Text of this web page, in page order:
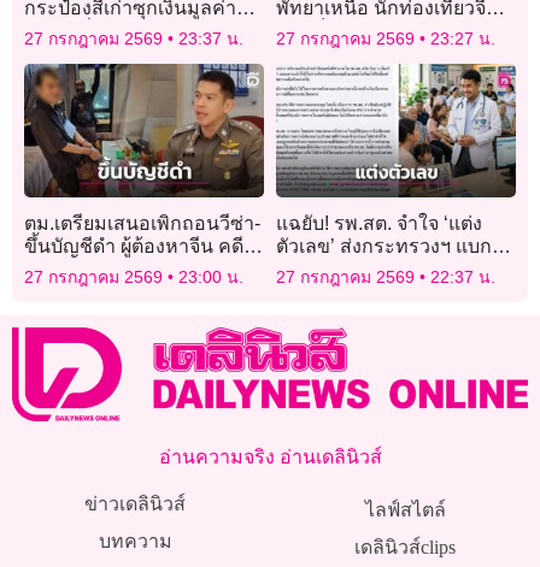
กระป๋องสีเก่าซุกเงินมูลค่า
เฉียดครึ่งแสน
27 กรกฎาคม 2569 23:37 น.
พัทยาเหนือ นักท่องเที่ยวจีน-
ดูไบเจ็บระนาว
27 กรกฎาคม 2569 23:27 น.
ตม.เตรียมเสนอเพิกถอนวีซ่า-
ขึ้นบัญชีดำ ผู้ต้องหาจีน คดี
โรงแรมทุนสีเทา
27 กรกฎาคม 2569 23:00 น.
แฉยับ! รพ.สต. จำใจ ‘แต่ง
ตัวเลข’ ส่งกระทรวงฯ แบก
KPI ไม่ไหว โดนขู่ตัดงบ!
27 กรกฎาคม 2569 22:37 น.
อ่านความจริง อ่านเดลินิวส์
ข่าวเดลินิวส์
บทความ
ไลฟ์สไตล์
เดลินิวส์clips